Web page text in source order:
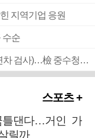
지역기업 응원
수순
■ 검사 신분 버리고 직급하향(10년 이하 저연차 검사)…檢 중수청행 기피
스포츠 +
틀댄다…거인 가
릴까